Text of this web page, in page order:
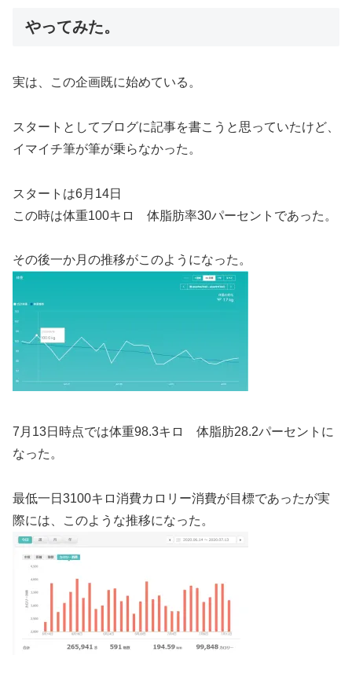
やってみた。
実は、この企画既に始めている。
スタートとしてブログに記事を書こうと思っていたけど、
イマイチ筆が筆が乗らなかった。
スタートは6月14日
この時は体重100キロ 体脂肪率30パーセントであった。
その後一か月の推移がこのようになった。
7月13日時点では体重98.3キロ 体脂肪28.2パーセントに
なった。
最低一日3100キロ消費カロリー消費が目標であったが実
際には、このような推移になった。